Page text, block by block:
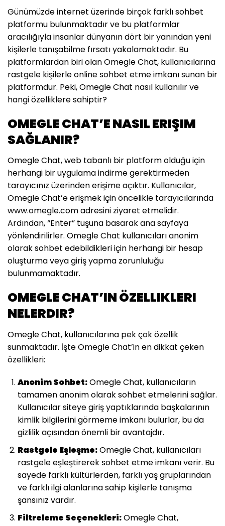
Günümüzde internet üzerinde birçok farklı sohbet
platformu bulunmaktadır ve bu platformlar
aracılığıyla insanlar dünyanın dört bir yanından yeni
kişilerle tanışabilme fırsatı yakalamaktadır. Bu
platformlardan biri olan Omegle Chat, kullanıcılarına
rastgele kişilerle online sohbet etme imkanı sunan bir
platformdur. Peki, Omegle Chat nasıl kullanılır ve
hangi özelliklere sahiptir?
OMEGLE CHAT’E NASIL ERIŞIM
SAĞLANIR?
Omegle Chat, web tabanlı bir platform olduğu için
herhangi bir uygulama indirme gerektirmeden
tarayıcınız üzerinden erişime açıktır. Kullanıcılar,
Omegle Chat’e erişmek için öncelikle tarayıcılarında
www.omegle.com adresini ziyaret etmelidir.
Ardından, “Enter” tuşuna basarak ana sayfaya
yönlendirilirler. Omegle Chat kullanıcıları anonim
olarak sohbet edebildikleri için herhangi bir hesap
oluşturma veya giriş yapma zorunluluğu
bulunmamaktadır.
OMEGLE CHAT’IN ÖZELLIKLERI
NELERDIR?
Omegle Chat, kullanıcılarına pek çok özellik
sunmaktadır. İşte Omegle Chat’in en dikkat çeken
özellikleri:
Anonim Sohbet:Omegle Chat, kullanıcıların
tamamen anonim olarak sohbet etmelerini sağlar.
Kullanıcılar siteye giriş yaptıklarında başkalarının
kimlik bilgilerini görmeme imkanı bulurlar, bu da
gizlilik açısından önemli bir avantajdır.
Rastgele Eşleşme:Omegle Chat, kullanıcıları
rastgele eşleştirerek sohbet etme imkanı verir. Bu
sayede farklı kültürlerden, farklı yaş gruplarından
ve farklı ilgi alanlarına sahip kişilerle tanışma
şansınız vardır.
Filtreleme Seçenekleri:Omegle Chat,